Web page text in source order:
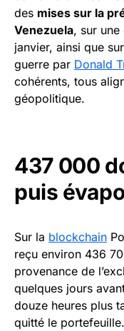
des mises sur la
Venezuela, sur
janvier, ainsi que
guerre par Donald
cohérents, tous
géopolitique.
437 000
puis
Sur la blockchain
reçu environ 436
provenance de
quelques jours
douze heures plus
quitté le portefeuille.